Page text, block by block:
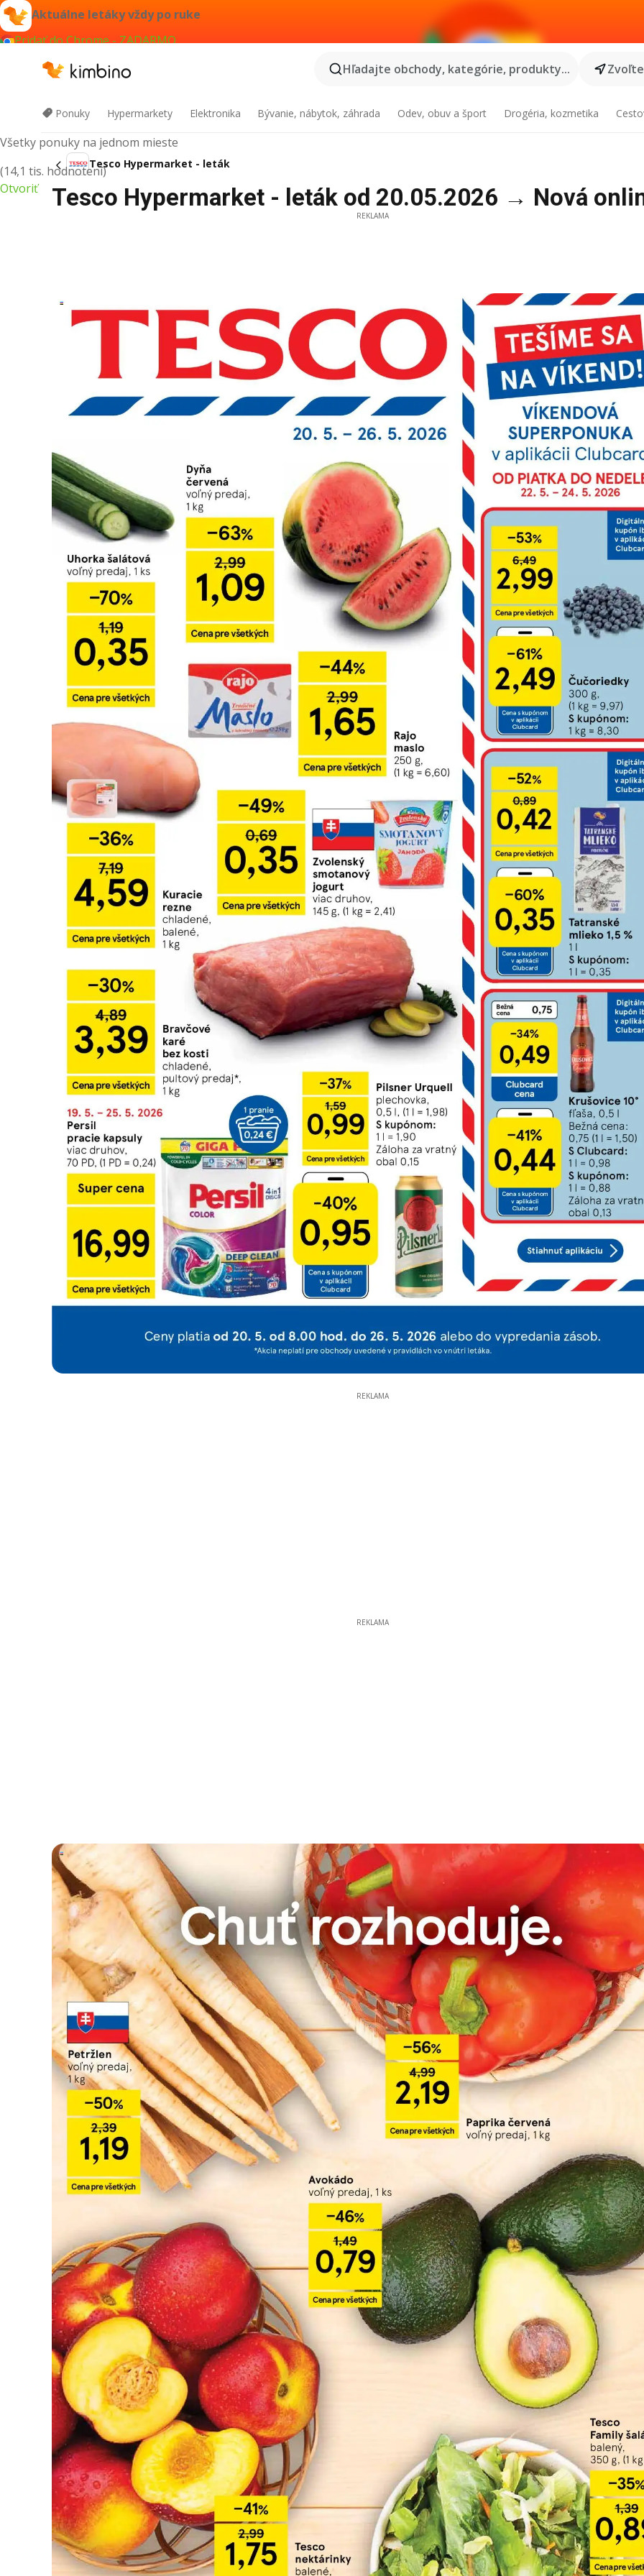
Aktuálne letáky vždy po ruke
Pridať do Chrome - ZADARMO
Kimbino
Všetky ponuky na jednom mieste
(14,1 tis. hodnotení)
Otvoriť
Hľadajte obchody, kategórie, produkty...
Ponuky Hypermarkety Elektronika Bývanie, nábytok, záhrada Odev, obuv a šport Drogéria, kozmetika
Tesco Hypermarket - leták
Tesco Hypermarket - leták od 20.05.2026 → Nová
REKLAMA
REKLAMA
REKLAMA